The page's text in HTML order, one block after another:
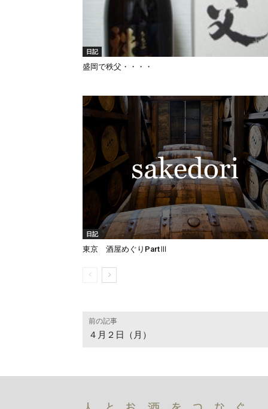
日記
盛岡で秩父・・・・
日記
東京 酒屋めぐりPartⅢ
前の記事
４月２日（月）